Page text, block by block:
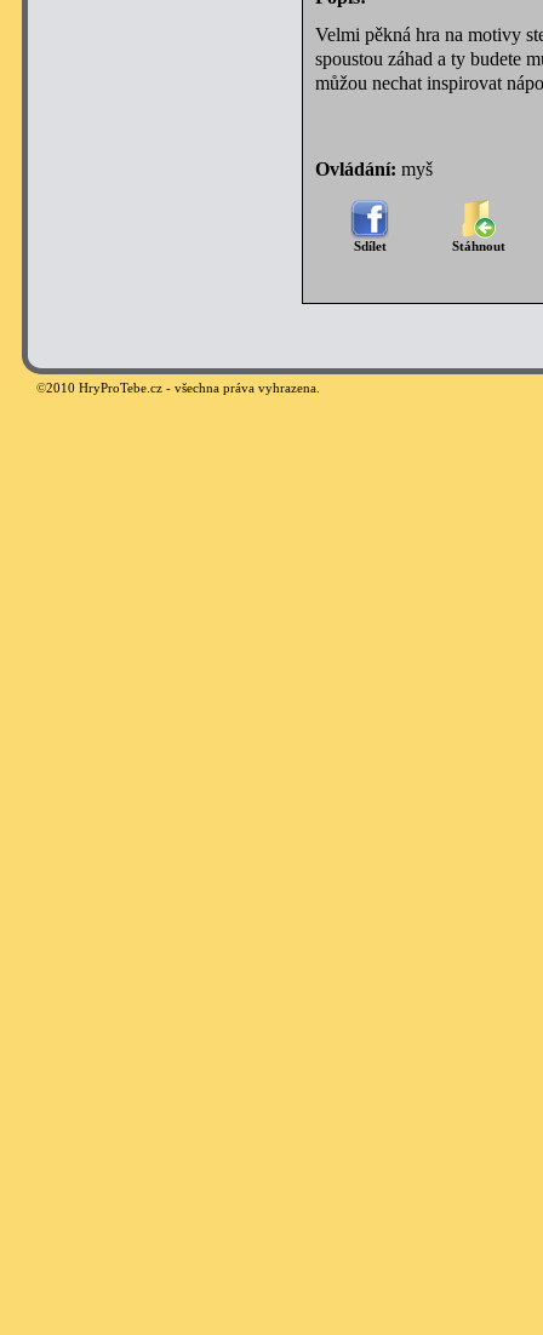
Velmi pěkná hra na motivy
spoustou záhad a ty budete
můžou nechat inspirovat
Ovládání: myš
Sdílet Stáhnout
©2010 HryProTebe.cz - všechna práva vyhrazena.